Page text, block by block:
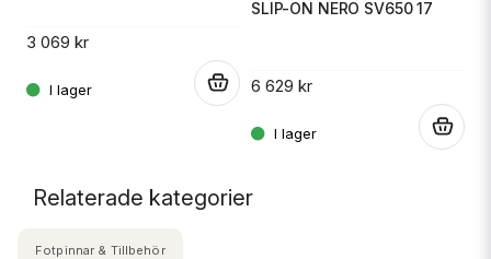
3 069 kr
SLIP-ON NERO SV650 17
6 629 kr
Relaterade kategorier
Fotpinnar & Tillbehör